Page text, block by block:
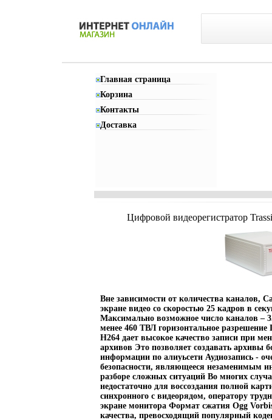
Главная страница
Корзина
Контакты
Доставка
Цифровой видеорегистратор
Вне зависимости от количества каналов, CasinoGUARD записывает и отображает на экране видео со скоростью 25 кадров в секунду на каждый канал и синхронно с аудио Максимально возможное число каналов – 32, с разралдчрешением 704x576 или не менее 460 ТВЛ горизонтальное разрешение Промышленный стандарт сжатия видео H264 дает высокое качество записи при меньшем, чем у других стандартов размере архивов Это позволяет создавать архивы большой глубины и передавать больше информации по алиуьсети Аудиозапись - очень важное звено в современной системе безопасности, являющееся незаменимым инструментом служб безопасности при разборе сложных ситуаций Во многих случаях одного видеокадра бывает недостаточно для воссоздания полной картины событий - без записи звука, причем синхронного с видеорядом, оператору трудно правильно оценить увиденное на экране монитора Формат сжатия Ogg Vorbis позволяет записывать звук наилучшего качества, превосходящий популярный кодек MP3 при тех жаллкре параметрах сжатия Видеорегистратор CasinoGUARD разработан специально для игорных заведений Его уникальные характеристики позволяют полностью контролировать игровой процесс Кроме того, рекомендуем использовать его в телемедицине, а также на кассах в супермаркетах Он имеет привлекательный внешний вид, исполнен под 19” стойку Характеристики Каналов видео 8 Каналов аудио 8 Разрешение/скорость записи 704x576 /25 fps Размер кадра (минимальный), кб 5 Кб Размер кадра (максиммальный), кб 15 Кб Порт PCI 22 или PCIe x1 (DV-S8 PCI Express) Компрессия аудио Ogg Vorbis Частота дискретизации, кГц 16KHz Поток аудио на выходе, кбит/c 16kbps Стандарт видеосигнала PAL АЦП, бит 9 bit TI или 10bit Techwell Возможность получения несжатого видео Да, до 704х576 на канал Поток видео на выходе 70kbps-12000kbps Тип компрессии H264 В комплект входит: системный блок видеорегистратора Rack Mount 5U с салазками компьютерная мышь, клавиатура и DVD-RW установленная лицензионная операционная систалмщэема Windows XP Embedded установленная и оттестированная система видеонаблюдения TRASSIR разъемы для подключения видеокамер и микрофонов Дополнительно к комплекту В комплект поставки не входят дисковые накопители, так как от этого зависит глубина архива, которая в каждом случае обговаривается индивидуально в зависимости от специфики задач В данный регистратор можно установить до 8-ми жестких дисков (12 Тб при использовании дисков по 1,5 Тб) Специальные и интеллектуальные функции Цифровые видеорегистраторы TRASSIR могут быть оснащены дополнительно расширенным функционалом Распознавание номеров транспортных средств AutoTRASSIR – новая версия обладает мощным функционалом, не требует настроек и имеет высокую производительность ActiveDome – наиболее прогрессивная функция управления поворотными камерами SpeedDome Ускоряет работу оператора в десятки раз, позволяет контролировать множество поворотных камер В сочетании с SIMT – объектным детектором нового поколения, дает возмалнъщожность автоматического сопровождения целей скоростными поворотными камерами SpeedDome DVR, оснащенный детектором SIMT, превращается в мощный инструмент событийного анализа видеозаписей POS – интеграция с кассовыми терминалами — позволяет в буквальном смысле спасать деньги в торговле за счет анализа действий кассиров, видеозаписей и других событий в поле зрения камер Многозадачность Все операции выполняются одновременно вне зависимости от их количества DVR TRASSIR триплексные или пентаплексные, количество одновременно выполняемых видеорегистратором задач, в принципе, неограничено Запись многоканального видео В зависимости от модификации, видеорегистраторы TRASSIR могут записывать от 32-х до 128-ми каналов видео максимального разрешения и в реальном времени 25 кадров в секунду каждый канал DVR позволяют одновременно с записью осуществлять просмотр «живого» видео, воспроизведение видео из архива, передачу в сеть большому числу потребителей Так же, все другие операциалойпи по настройке не прерывают записи Для записи большого числа каналов видеорегистраторы используют фирменную технологию MultiStor, равномерно распределяющую записи по всем подключенным дискам Мало того, данная технология увеличивает надежность сохранения записей при использовании всего объема дисков, так как при выходе из строя одного из дисков, будет потеряна только часть информации, в отличии, например, от технологии RAID0 или JBOD Распределение записи по всем доступным дискам так же снижает нагрузку на каждый диск в отдельности и не позволяет третировать запись при воспроизведении или копировании данных с какого-либо из дисков Разумеется поддерживается циклическая запись Сжатие видео В большинстве видеорегистраторов используется самый прогрессивный на текущий момент формат сжатия H264 Использование данного формата серьезно снижает объем записи (а значит можно хранить больше архивов) и трафик, передаваемый в сеть Его эффективность на 30% выше, чем у MPEG4 Отобраалорхжение на экран Видеорегистраторы для аналоговых камер могут отображать все подключенные камеры одновременно